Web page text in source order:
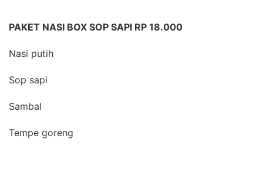
PAKET NASI BOX SOP SAPI RP 18.000
Nasi putih
Sop sapi
Sambal
Tempe goreng